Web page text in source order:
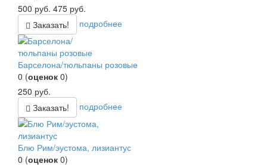
500 руб. 475 руб.
Заказать!
подробнее
Барселона/тюльпаны розовые
0 (оценок 0)
250 руб.
Заказать!
подробнее
Блю Рим/эустома, лизиантус
0 (оценок 0)